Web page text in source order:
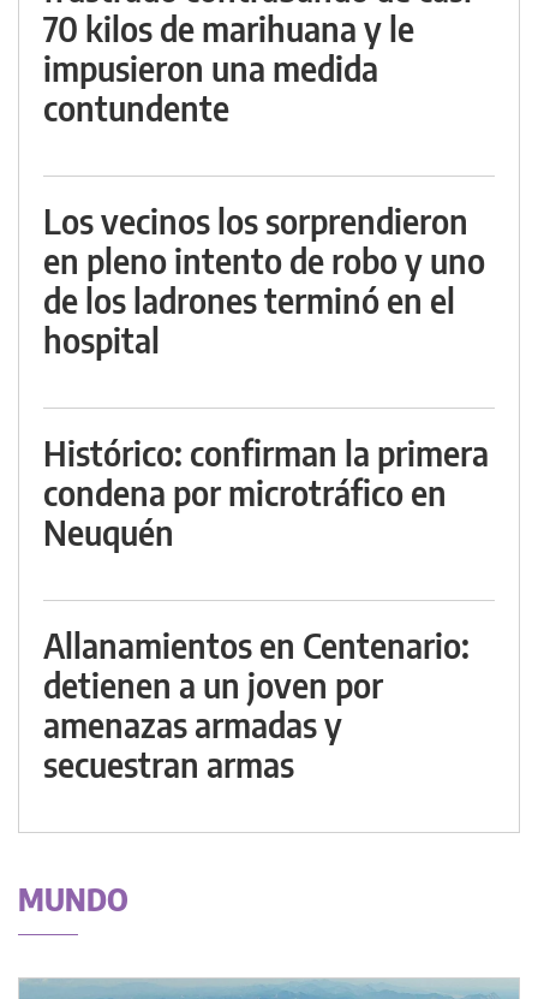
70 kilos de marihuana y le
impusieron una medida
contundente
Los vecinos los sorprendieron
en pleno intento de robo y uno
de los ladrones terminó en el
hospital
Histórico: confirman la primera
condena por microtráfico en
Neuquén
Allanamientos en Centenario:
detienen a un joven por
amenazas armadas y
secuestran armas
MUNDO